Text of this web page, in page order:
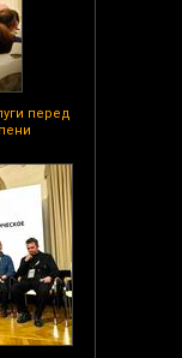
перед